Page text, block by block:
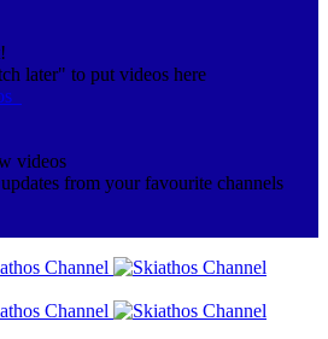
later" to put videos here
videos
from your favourite channels